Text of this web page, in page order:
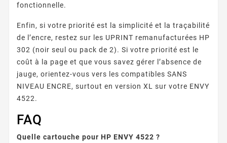
fonctionnelle.
Enfin, si votre priorité est la simplicité et la traçabilité
de l’encre, restez sur les UPRINT remanufacturées HP
302 (noir seul ou pack de 2). Si votre priorité est le
coût à la page et que vous savez gérer l’absence de
jauge, orientez-vous vers les compatibles SANS
NIVEAU ENCRE, surtout en version XL sur votre ENVY
4522.
FAQ
Quelle cartouche pour HP ENVY 4522 ?